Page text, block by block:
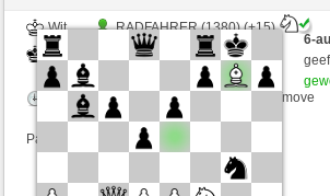
Wit
RADFAHRER (1380) (+15)
Zwart
JeLopes (1351) (-15)
Speelduur: 5 minutes/side + 8 seconds/move
Partij telt mee voor de ranglijst
6-